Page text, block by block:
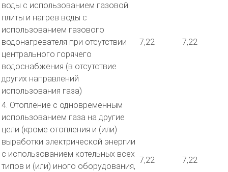
воды с использованием газовой
плиты и нагрев воды с
использованием газового
водонагревателя при отсутствии
центрального горячего
водоснабжения (в отсутствие
других направлений
использования газа)
7,22 7,22
4. Отопление с одновременным
использованием газа на другие
цели (кроме отопления и (или)
выработки электрической энергии
с использованием котельных всех
типов и (или) иного оборудования,
7,22 7,22